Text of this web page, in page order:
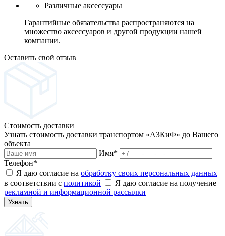
Различные аксессуары
Гарантийные обязательства распространяются на
множество аксессуаров и другой продукции нашей
компании.
Оставить свой отзыв
Стоимость доставки
Узнать стоимость доставки транспортом «АЗКиФ» до Вашего
объекта
Имя*
Телефон*
Я даю согласие на обработку своих персональных данных
в соответствии с политикой
Я даю согласие на получение
рекламной и информационной рассылки